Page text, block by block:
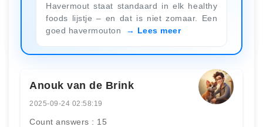
Havermout staat standaard in elk healthy
foods lijstje – en dat is niet zomaar. Een
goed havermouton
Lees meer
Anouk van de Brink
2025-09-24 02:58:19
Count answers : 15